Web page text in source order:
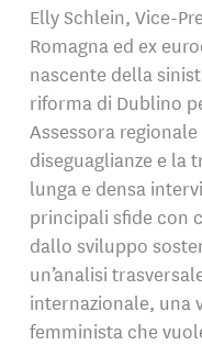
Elly Schlein, Vice-
Romagna ed ex
nascente della
riforma di Dublino
Assessora
diseguaglianze e la
lunga e densa
principali sfide con
dallo sviluppo
un’analisi
internazionale, una
femminista che